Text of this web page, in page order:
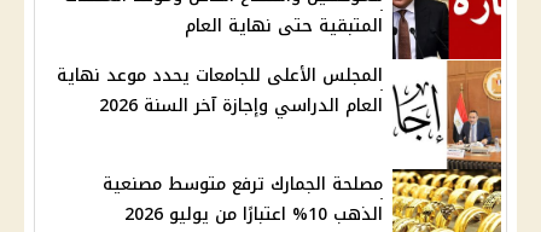
المتبقية حتى نهاية العام
المجلس الأعلى للجامعات يحدد موعد نهاية
العام الدراسي وإجازة آخر السنة 2026
مصلحة الجمارك ترفع متوسط مصنعية
الذهب 10% اعتبارًا من يوليو 2026